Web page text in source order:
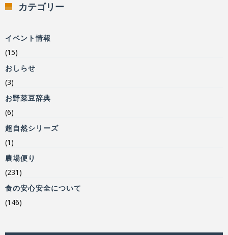
カテゴリー
イベント情報
(15)
おしらせ
(3)
お野菜豆辞典
(6)
超自然シリーズ
(1)
農場便り
(231)
食の安心安全について
(146)